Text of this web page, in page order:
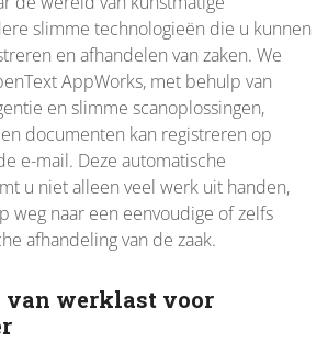
slimme technologieën die u kunnen
en afhandelen van zaken. We
AppWorks, met behulp van
en slimme scanoplossingen,
documenten kan registreren op
e-mail. Deze automatische
u niet alleen veel werk uit handen,
weg naar een eenvoudige of zelfs
afhandeling van de zaak.
van werklast voor